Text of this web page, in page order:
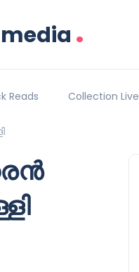
.
Reads Collection Live